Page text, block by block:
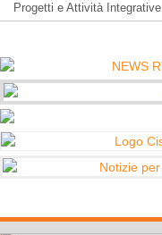
Progetti e Attività Integrative